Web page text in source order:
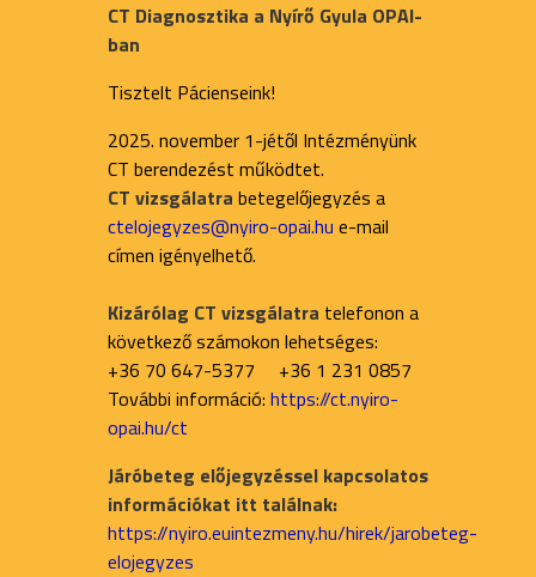
CT Diagnosztika a Nyírő Gyula OPAI-
ban
Tisztelt Pácienseink!
2025. november 1-jétől Intézményünk
CT berendezést működtet.
CT vizsgálatra betegelőjegyzés a
ctelojegyzes@nyiro-opai.hu e-mail
címen igényelhető.
Kizárólag CT vizsgálatra telefonon a
következő számokon lehetséges:
+36 70 647-5377 +36 1 231 0857
További információ: https://ct.nyiro-
opai.hu/ct
Járóbeteg előjegyzéssel kapcsolatos
információkat itt találnak:
https://nyiro.euintezmeny.hu/hirek/jarobeteg-
elojegyzes